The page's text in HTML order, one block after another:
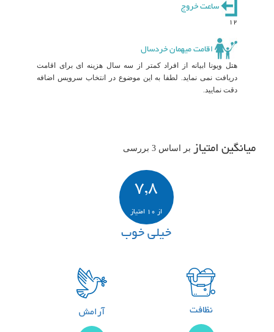
ساعت خروج
12
اقامت میهمان خردسال
هتل ویونا ابیانه از افراد کمتر از سه سال هزینه ای برای اقامت
دریافت نمی نماید. لطفا به این موضوع در انتخاب سرویس اضافه
دقت نمایید.
میانگین امتیاز بر اساس 3 بررسی
7,8
از 10 امتیاز
خیلی خوب
نظافت آرامش